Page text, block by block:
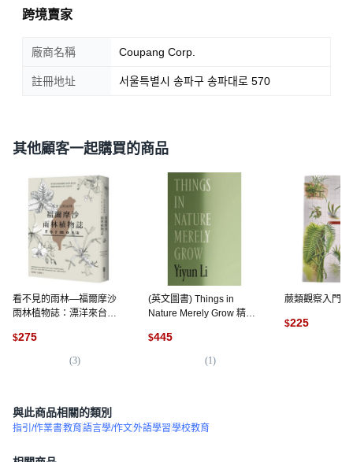
跨境賣家
廠商名稱 Coupang Corp.
註冊地址 서울특별시 송파구 송파대로 570
其他顧客一起購買的商品
看不見的雨林—福爾摩沙
雨林植物誌：漂洋來台的
構你我的歷史文明、生活
$275
(3)
(英文圖書) Things in
Nature Merely Grow 精裝
Giroux, 英文
$445
(1)
蕨類觀察入門,
$225
與此商品相關的類別
指引/作業書教育語言學/作文外語學習學校教育